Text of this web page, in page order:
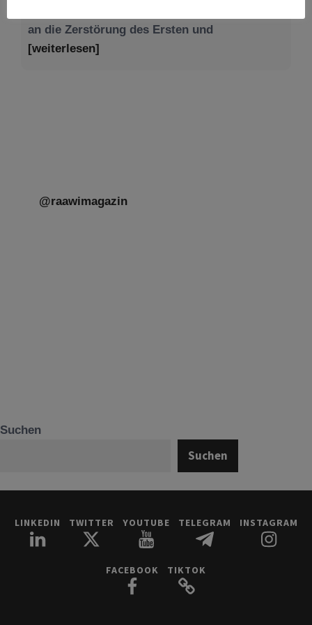
@raawimagazin
Suchen
Suchen
LINKEDIN TWITTER YOUTUBE TELEGRAM INSTAGRAM
FACEBOOK TIKTOK